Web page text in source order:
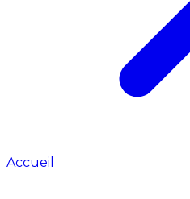
Accueil